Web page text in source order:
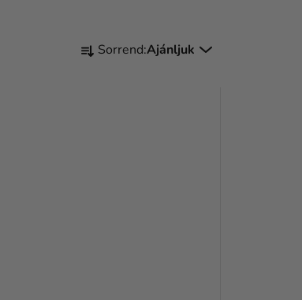
T Sorrend:Ajánljuk